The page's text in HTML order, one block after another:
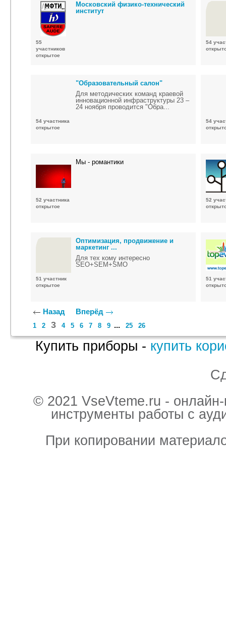
55
участников
открытое
Московский физико-технический
институт
54
54 участника
открытое
"Образовательный салон"
Для методических команд краевой
инновационной инфраструктуры 23 –
24 ноября проводится "Обра...
54
52 участника
открытое
Мы - романтики
52
51 участник
открытое
Оптимизация, продвижение и
маркетинг ...
Для тех кому интересно
SEO+SEM+SMO
51
Назад Вперёд
1 2 3 4 5 6 7 8 9 ... 25 26
Купить приборы - купить
© 2021 VseVteme.ru -
инструменты работы с
При копировании